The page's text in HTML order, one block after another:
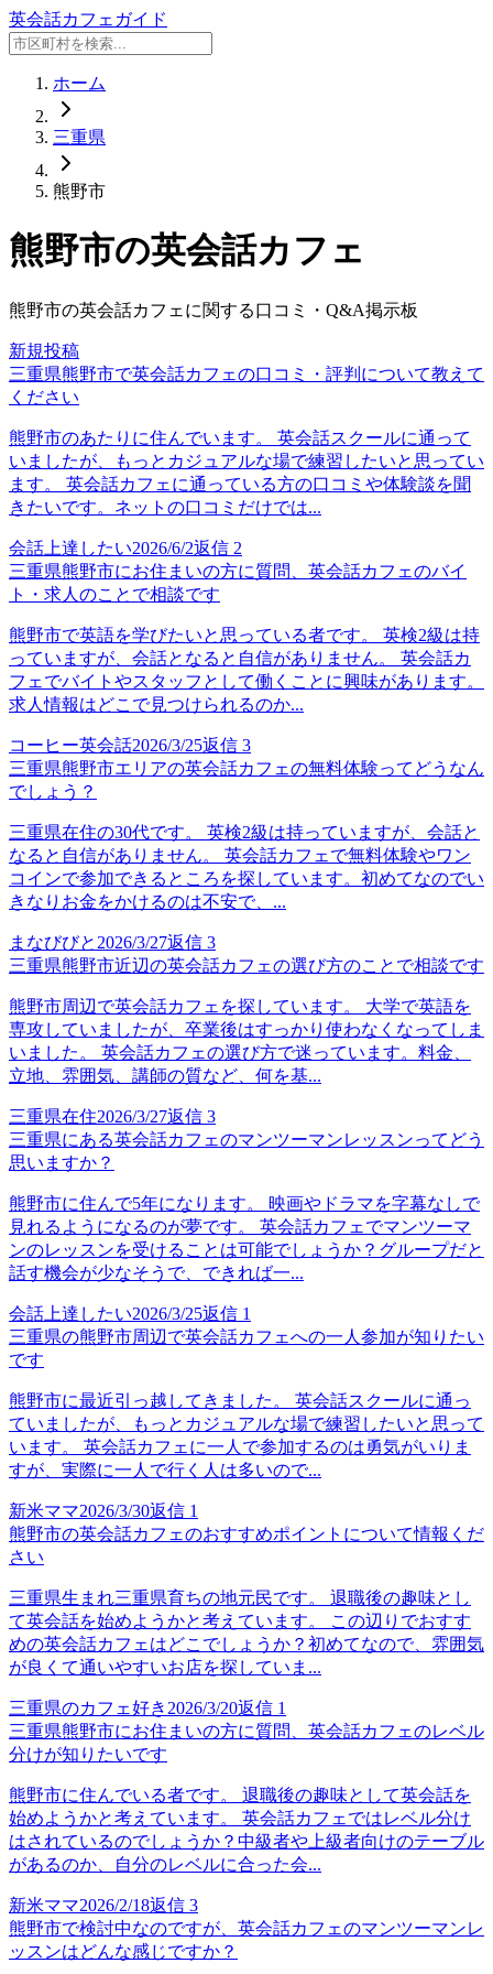
英会話カフェガイド
ホーム
三重県
熊野市
熊野市の英会話カフェ
熊野市の英会話カフェに関する口コミ・Q&A掲示板
新規投稿
三重県熊野市で英会話カフェの口コミ・評判について教えて
ください
熊野市のあたりに住んでいます。 英会話スクールに通って
いましたが、もっとカジュアルな場で練習したいと思ってい
ます。 英会話カフェに通っている方の口コミや体験談を聞
きたいです。ネットの口コミだけでは...
会話上達したい2026/6/2返信 2
三重県熊野市にお住まいの方に質問、英会話カフェのバイ
ト・求人のことで相談です
熊野市で英語を学びたいと思っている者です。 英検2級は持
っていますが、会話となると自信がありません。 英会話カ
フェでバイトやスタッフとして働くことに興味があります。
求人情報はどこで見つけられるのか...
コーヒー英会話2026/3/25返信 3
三重県熊野市エリアの英会話カフェの無料体験ってどうなん
でしょう？
三重県在住の30代です。 英検2級は持っていますが、会話と
なると自信がありません。 英会話カフェで無料体験やワン
コインで参加できるところを探しています。初めてなのでい
きなりお金をかけるのは不安で、...
まなびびと 2026/3/27返信 3
三重県熊野市近辺の英会話カフェの選び方のことで相談です
熊野市周辺で英会話カフェを探しています。 大学で英語を
専攻していましたが、卒業後はすっかり使わなくなってしま
いました。 英会話カフェの選び方で迷っています。料金、
立地、雰囲気、講師の質など、何を基...
三重県在住2026/3/27返信 3
三重県にある英会話カフェのマンツーマンレッスンってどう
思いますか？
熊野市に住んで5年になります。 映画やドラマを字幕なしで
見れるようになるのが夢です。 英会話カフェでマンツーマ
ンのレッスンを受けることは可能でしょうか？グループだと
話す機会が少なそうで、できれば一...
会話上達したい2026/3/25返信 1
三重県の熊野市周辺で英会話カフェへの一人参加が知りたい
です
熊野市に最近引っ越してきました。 英会話スクールに通っ
ていましたが、もっとカジュアルな場で練習したいと思って
います。 英会話カフェに一人で参加するのは勇気がいりま
すが、実際に一人で行く人は多いので...
新米ママ2026/3/30返信 1
熊野市の英会話カフェのおすすめポイントについて情報くだ
さい
三重県生まれ三重県育ちの地元民です。 退職後の趣味とし
て英会話を始めようかと考えています。 この辺りでおすす
めの英会話カフェはどこでしょうか？初めてなので、雰囲気
が良くて通いやすいお店を探していま...
三重県のカフェ好き 2026/3/20返信 1
三重県熊野市にお住まいの方に質問、英会話カフェのレベル
分けが知りたいです
熊野市に住んでいる者です。 退職後の趣味として英会話を
始めようかと考えています。 英会話カフェではレベル分け
はされているのでしょうか？中級者や上級者向けのテーブル
があるのか、自分のレベルに合った会...
新米ママ2026/2/18返信 3
熊野市で検討中なのですが、英会話カフェのマンツーマンレ
ッスンはどんな感じですか？